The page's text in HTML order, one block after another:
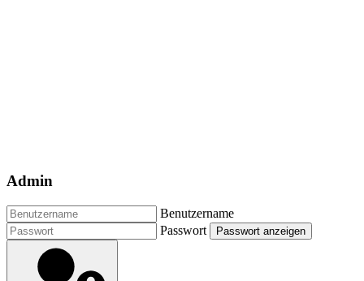
Admin
Benutzername
Passwort
Passwort anzeigen